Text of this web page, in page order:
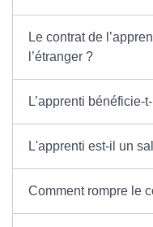
Le contrat de
l’étranger ?
L’apprenti
L'apprenti est-il un
Comment rompre le